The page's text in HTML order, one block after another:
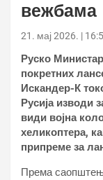
вежбама
21. мај 2026. |
Руско
покретних
Искандер-К
Русија изводи
види војна
хеликоптера,
припреме за
Према